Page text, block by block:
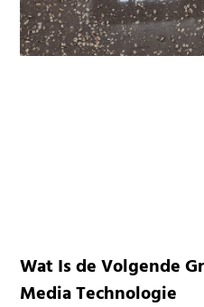
Wat Is de Volgende
Media Technologie